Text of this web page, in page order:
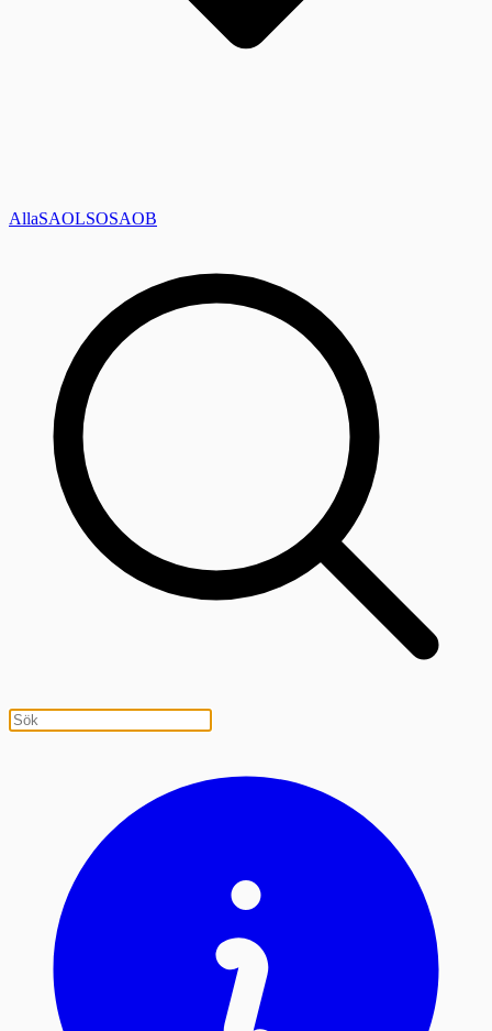
AllaSAOLSOSAOB